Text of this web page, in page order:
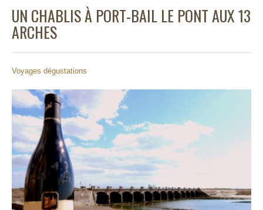
UN CHABLIS À PORT-BAIL LE PONT AUX 13
ARCHES
Voyages dégustations